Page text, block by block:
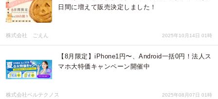
日間に増えて販売決定しました！
株式会社 ごえん 2025年10月14日 01時
【8月限定】iPhone1円〜、Android一括0円！法人ス
マホ大特価キャンペーン開催中
株式会社ベルテクノス 2025年08月07日 01時